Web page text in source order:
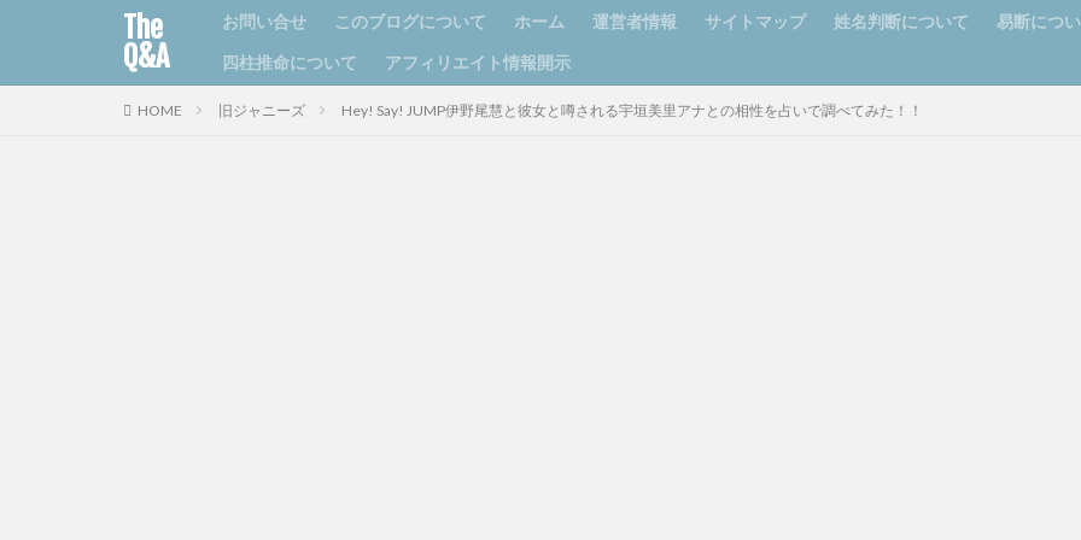
The
Q&A
お問い合せ このブログについて ホーム 運営者情報 サイトマップ 姓名判断について 易断につ
四柱推命について
アフィリエイト情報開示
HOME 旧ジャニーズ Hey! Say! JUMP伊野尾慧と彼女と噂される宇垣美里アナとの相性を占いで調べてみた！！